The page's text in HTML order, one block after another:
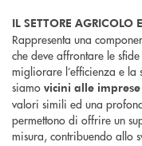
IL SETTORE AGRICOLO
Rappresenta una
che deve affrontare le
migliorare l’efficienza e
siamo vicini alle imprese
valori simili ed una
permettono di offrire un
misura, contribuendo allo